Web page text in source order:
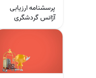
پرسشنامه ارزیابی
آژانس گردشگری